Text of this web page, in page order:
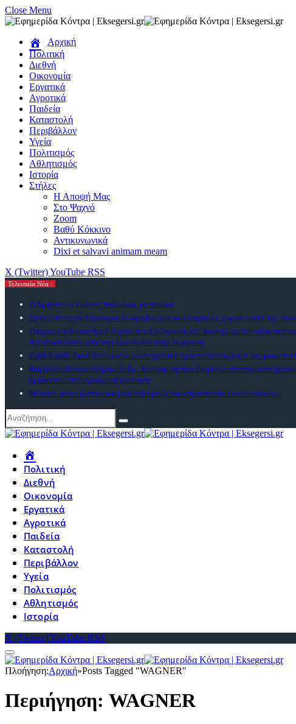
Close Menu
Αρχική
Πολιτική
Διεθνή
Οικονομία
Εργατικά
Αγροτικά
Παιδεία
Καταστολή
Περιβάλλον
Υγεία
Πολιτισμός
Αθλητισμός
Ιστορία
Στήλες
Η Αποψή Μας
Στο Ψαχνό
Zoom
Βαθύ Κόκκινο
Αντικυνωνικά
Dixi et salvavi animam meam
X (Twitter)YouTube RSS
Τελευταία Νέα :
Ο Χρήστος ο Ζιώγας πού είναι, ρε παιδιά;
Οχτώ υπουργοί Εξωτερικών αραβικών και ισλαμικών χωρών κατά της
Γερμανικό δικαστήριο έκρινε ότι η σύγκριση του Ισραήλ με το ναζιστικό
προστατεύεται από την ελευθερία στην έκφραση
Zajdi Ζajidi: Γιατί ένα ωραίο μελαγχολικό τραγούδι ενόχλησε τα
Βάρβαρα βασανιστήρια: Ο Δρ. Χουσάμ Αμπού Σαφίγια υπέστη
βρίσκεται υπό ισραηλινή κράτηση
Θέουτα: όταν η αποικιοκρατία βαφτίζεται «προστασία των συνόρων»
Πολιτική
Διεθνή
Οικονομία
Εργατικά
Αγροτικά
Παιδεία
Καταστολή
Περιβάλλον
Υγεία
Πολιτισμός
Αθλητισμός
Ιστορία
X (Twitter)YouTube RSS
Πλοήγηση:Αρχική»Posts Tagged "WAGNER"
Περιήγηση: WAGNER